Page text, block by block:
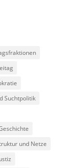
Suchtpolitik
und Netze